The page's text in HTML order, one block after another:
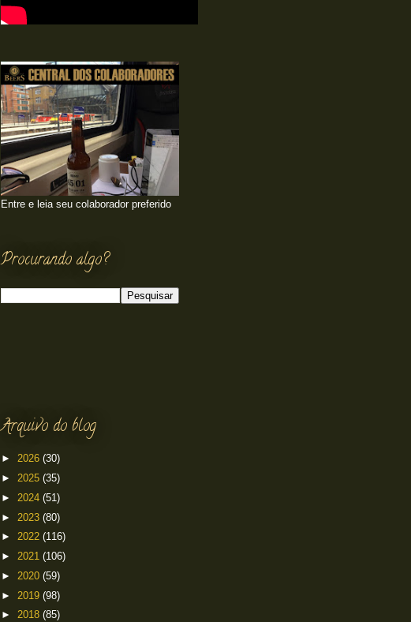
Entre e leia seu colaborador preferido
Procurando algo?
Arquivo do blog
► 2026 (30)
► 2025 (35)
► 2024 (51)
► 2023 (80)
► 2022 (116)
► 2021 (106)
► 2020 (59)
► 2019 (98)
► 2018 (85)